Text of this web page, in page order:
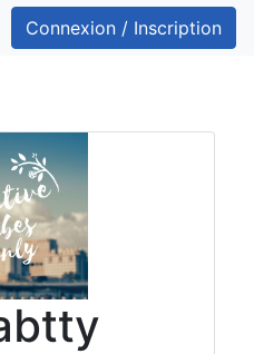
Connexion / Inscription